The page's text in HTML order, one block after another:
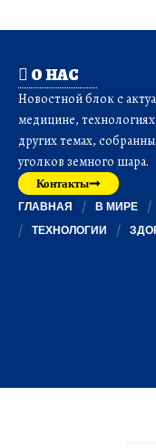
О НАС
Новостной блок с
медицине,
других темах,
уголков земного шара.
Контакты
ГЛАВНАЯ В МИРЕ
ТЕХНОЛОГИИ